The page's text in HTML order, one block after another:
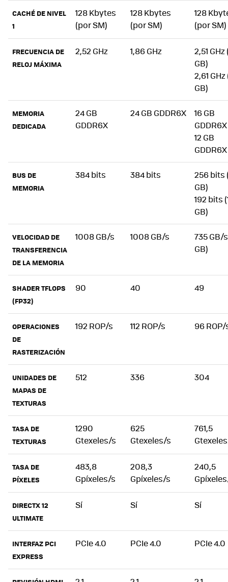
CACHÉ DE NIVEL
1
128 Kbytes
(por SM)
128 Kbytes
(por SM)
128
(por SM)
FRECUENCIA DE
RELOJ MÁXIMA
2,52 GHz 1,86 GHz
2,51 GHz
GB)
2,61 GHz
GB)
MEMORIA
DEDICADA
24 GB
GDDR6X
24 GB GDDR6X
16 GB
12 GB
GDDR6X
BUS DE
MEMORIA
384 bits 384 bits
256 bits
GB)
192 bits
GB)
VELOCIDAD DE
TRANSFERENCIA
DE LA MEMORIA
1008 GB/s 1008 GB/s
735 GB/
GB)
SHADER TFLOPS
(FP32)
90 40 49
OPERACIONES
DE
RASTERIZACIÓN
192 ROP/s 112 ROP/s 96 ROP/
UNIDADES DE
MAPAS DE
TEXTURAS
512 336 304
TASA DE
TEXTURAS
1290
Gtexeles/s
625
Gtexeles/s
761,5
TASA DE
PÍXELES
483,8
Gpíxeles/s
208,3
Gpíxeles/s
240,5
DIRECTX 12
ULTIMATE
Sí Sí Sí
INTERFAZ PCI
EXPRESS
PCIe 4.0 PCIe 4.0 PCIe 4.0